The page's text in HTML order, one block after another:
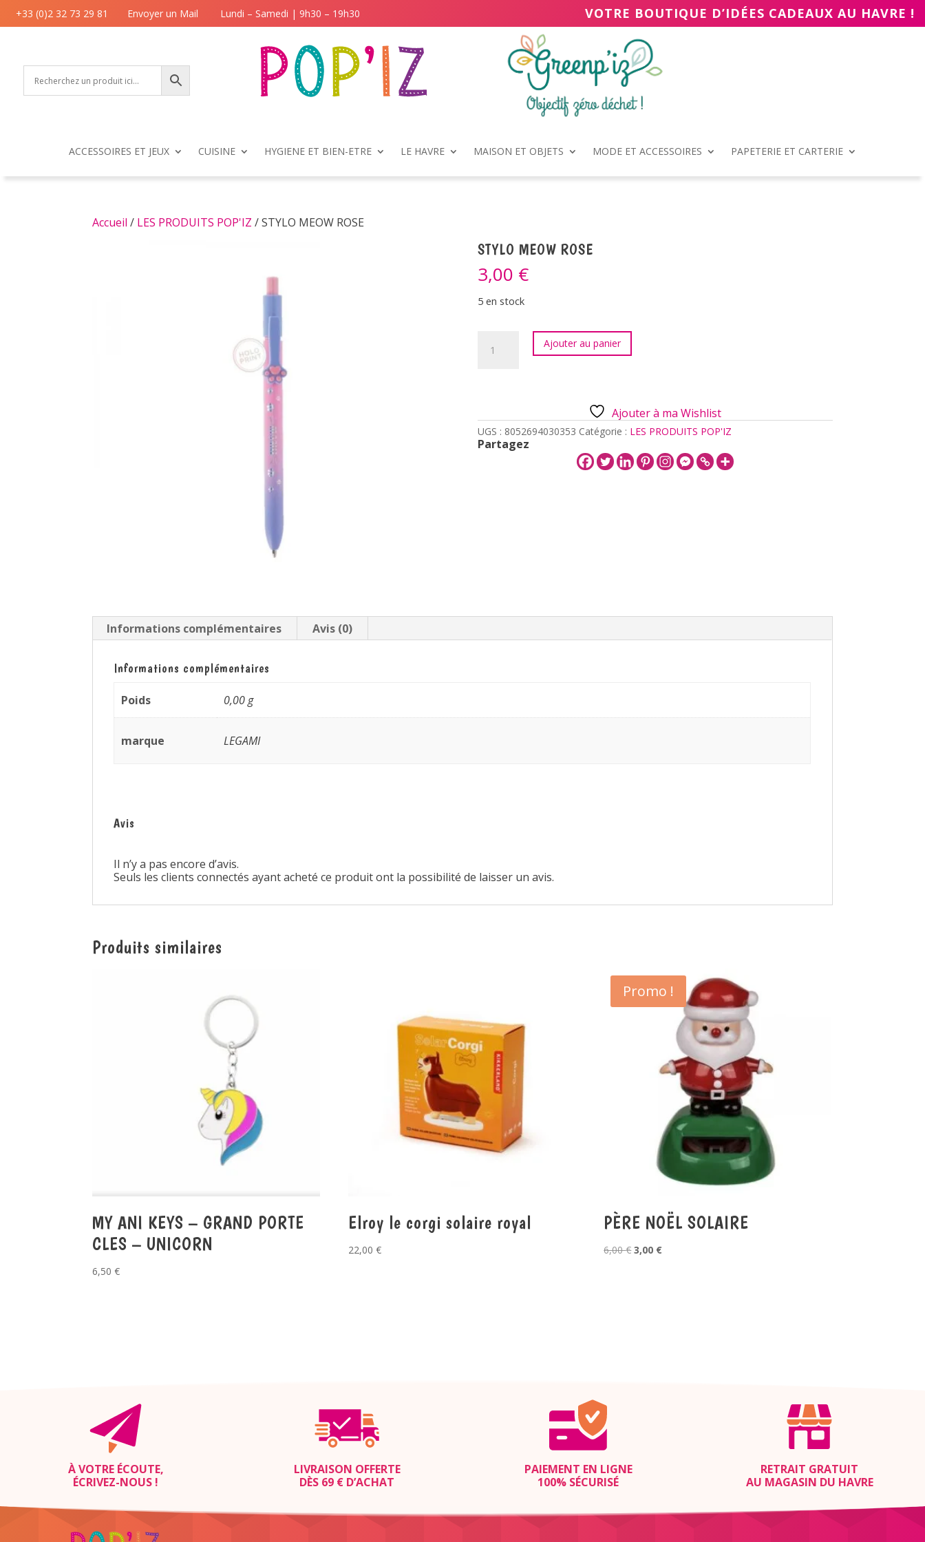
+33 (0)2 32 73 29 81 Envoyer un Mail Lundi – Samedi | 9h30 – 19h30 VOTRE BOUTIQUE D’IDÉES CADEAUX AU HAVRE !
ACCESSOIRES ET JEUX CUISINE HYGIENE ET BIEN-ETRE LE HAVRE MAISON ET OBJETS MODE ET ACCESSOIRES PAPETERIE ET CARTERIE
Accueil / LES PRODUITS POP'IZ / STYLO MEOW ROSE
STYLO MEOW ROSE
3,00 €
5 en stock
Ajouter au panier
Ajouter à ma Wishlist
UGS : 8052694030353 Catégorie : LES PRODUITS POP'IZ
Partagez
Informations complémentaires Avis (0)
Informations complémentaires
Poids 0,00 g
marque LEGAMI
Avis
Il n’y a pas encore d’avis.
Seuls les clients connectés ayant acheté ce produit ont la possibilité de laisser un avis.
Produits similaires
MY ANI KEYS – GRAND PORTE
CLES – UNICORN
6,50€
Elroy le corgi solaire royal
22,00 €
Promo !
PÈRE NOËL SOLAIRE
6,00€Le
3,00 €Le
À VOTRE ÉCOUTE,
ÉCRIVEZ-NOUS !
LIVRAISON OFFERTE
DÈS 69 € D’ACHAT
PAIEMENT EN LIGNE
100% SÉCURISÉ
RETRAIT GRATUIT
AU MAGASIN DU HAVRE